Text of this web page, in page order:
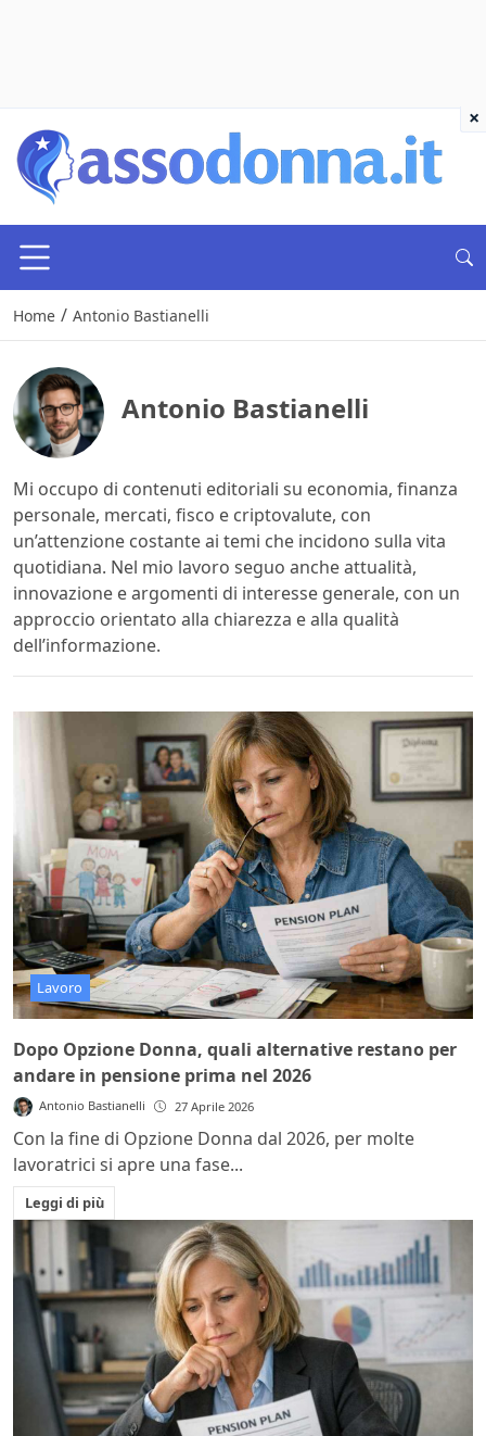
Home / Antonio Bastianelli
Antonio Bastianelli
Mi occupo di contenuti editoriali su economia, finanza
personale, mercati, fisco e criptovalute, con
un’attenzione costante ai temi che incidono sulla vita
quotidiana. Nel mio lavoro seguo anche attualità,
innovazione e argomenti di interesse generale, con un
approccio orientato alla chiarezza e alla qualità
dell’informazione.
Lavoro
Dopo Opzione Donna, quali alternative restano per
andare in pensione prima nel 2026
Antonio Bastianelli 27 Aprile 2026
Con la fine di Opzione Donna dal 2026, per molte
lavoratrici si apre una fase...
Leggi di più
×